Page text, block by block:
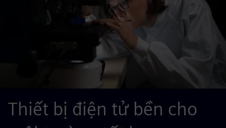
Thiết bị điện tử bền cho